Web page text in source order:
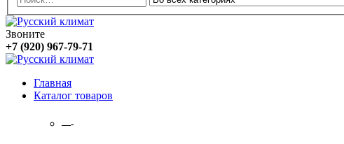
Звоните
+7 (920) 967-79-71
Главная
Каталог товаров
—-